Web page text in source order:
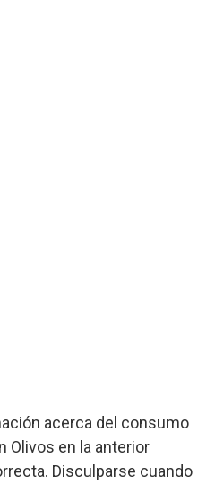
acerca del consumo
Olivos en la anterior
Disculparse cuando